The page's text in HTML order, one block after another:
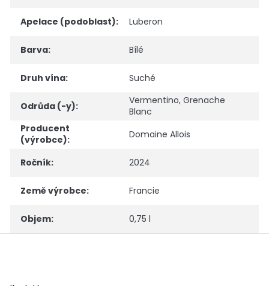
Apelace (podoblast): Luberon
Barva: Bílé
Druh vína: Suché
Odrůda (-y): Vermentino, Grenache
Blanc
Producent
(výrobce): Domaine Allois
Ročník: 2024
Země výrobce: Francie
Objem: 0,75 l
Z